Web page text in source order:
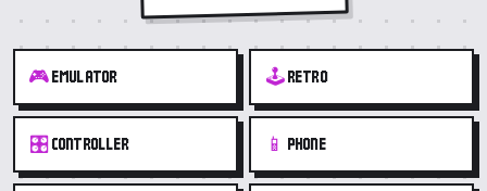
🎮 EMULATOR 🕹️ RETRO
🎛️ CONTROLLER 📱 PHONE